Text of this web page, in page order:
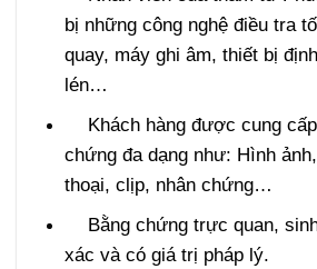
Nhân viên của thám tử
bị những công nghệ điều tra
quay, máy ghi âm, thiết bị
lén…
chứng đa dạng như: Hình